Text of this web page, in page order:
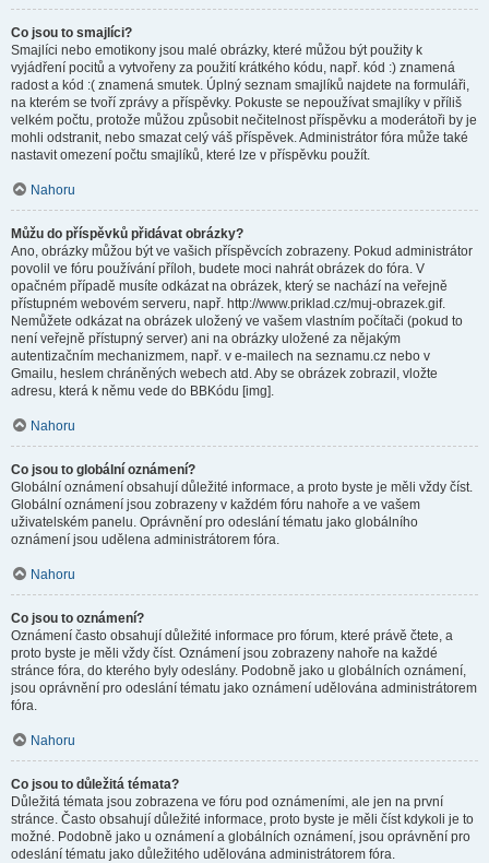
Co jsou to smajlíci?
Smajlíci nebo emotikony jsou malé obrázky, které můžou být použity k
vyjádření pocitů a vytvořeny za použití krátkého kódu, např. kód :) znamená
radost a kód :( znamená smutek. Úplný seznam smajlíků najdete na formuláři,
na kterém se tvoří zprávy a příspěvky. Pokuste se nepoužívat smajlíky v příliš
velkém počtu, protože můžou způsobit nečitelnost příspěvku a moderátoři by je
mohli odstranit, nebo smazat celý váš příspěvek. Administrátor fóra může také
nastavit omezení počtu smajlíků, které lze v příspěvku použít.
Nahoru
Můžu do příspěvků přidávat obrázky?
Ano, obrázky můžou být ve vašich příspěvcích zobrazeny. Pokud administrátor
povolil ve fóru používání příloh, budete moci nahrát obrázek do fóra. V
opačném případě musíte odkázat na obrázek, který se nachází na veřejně
přístupném webovém serveru, např. http://www.priklad.cz/muj-obrazek.gif.
Nemůžete odkázat na obrázek uložený ve vašem vlastním počítači (pokud to
není veřejně přístupný server) ani na obrázky uložené za nějakým
autentizačním mechanizmem, např. v e-mailech na seznamu.cz nebo v
Gmailu, heslem chráněných webech atd. Aby se obrázek zobrazil, vložte
adresu, která k němu vede do BBKódu [img].
Nahoru
Co jsou to globální oznámení?
Globální oznámení obsahují důležité informace, a proto byste je měli vždy číst.
Globální oznámení jsou zobrazeny v každém fóru nahoře a ve vašem
uživatelském panelu. Oprávnění pro odeslání tématu jako globálního
oznámení jsou udělena administrátorem fóra.
Nahoru
Co jsou to oznámení?
Oznámení často obsahují důležité informace pro fórum, které právě čtete, a
proto byste je měli vždy číst. Oznámení jsou zobrazeny nahoře na každé
stránce fóra, do kterého byly odeslány. Podobně jako u globálních oznámení,
jsou oprávnění pro odeslání tématu jako oznámení udělována administrátorem
fóra.
Nahoru
Co jsou to důležitá témata?
Důležitá témata jsou zobrazena ve fóru pod oznámeními, ale jen na první
stránce. Často obsahují důležité informace, proto byste je měli číst kdykoli je to
možné. Podobně jako u oznámení a globálních oznámení, jsou oprávnění pro
odeslání tématu jako důležitého udělována administrátorem fóra.